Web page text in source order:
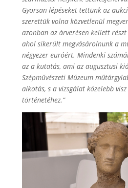
Gyorsan lépéseket tettünk az
szerettük volna közvetlenül
azonban az árverésen kellett
ahol sikerült megvásárolnunk a
négyezer euróért. Mindenki
az a kutatás, ami az augusztusi
Szépművészeti Múzeum
alkotás, s a vizsgálat közelebb
történetéhez.”